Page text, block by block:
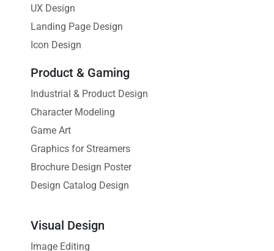
UX Design
Landing Page Design
Icon Design
Product & Gaming
Industrial & Product Design
Character Modeling
Game Art
Graphics for Streamers
Brochure Design Poster
Design Catalog Design
Visual Design
Image Editing